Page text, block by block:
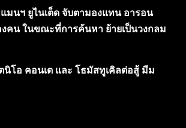
มนฯ ยูไนเต็ด จับตามองแทน อารอน
คน ในขณะที่การค้นหา ย้ายเป็นวงกลม
นิโอ คอนเต และ โธมัสทูเคิลต่อสู้ มีม